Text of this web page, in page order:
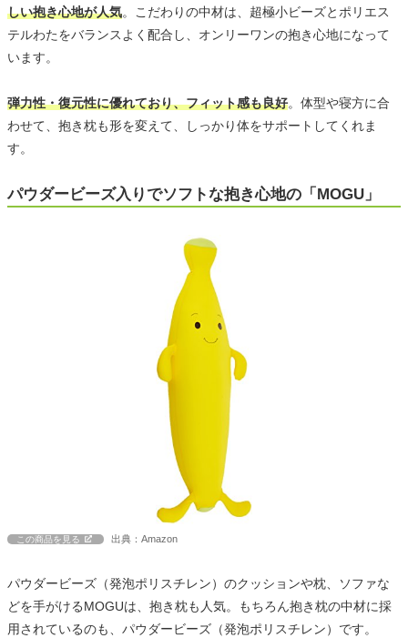
しい抱き心地が人気。こだわりの中材は、超極小ビーズとポリエス
テルわたをバランスよく配合し、オンリーワンの抱き心地になって
います。
弾力性・復元性に優れており、フィット感も良好。体型や寝方に合
わせて、抱き枕も形を変えて、しっかり体をサポートしてくれま
す。
パウダービーズ入りでソフトな抱き心地の「MOGU」
この商品を見る 出典：Amazon
パウダービーズ（発泡ポリスチレン）のクッションや枕、ソファな
どを手がけるMOGUは、抱き枕も人気。もちろん抱き枕の中材に採
用されているのも、パウダービーズ（発泡ポリスチレン）です。